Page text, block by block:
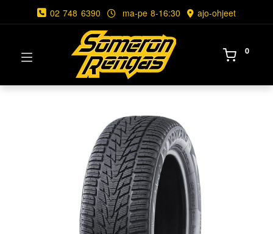
02 748 6390 ma-pe 8-16:30 ajo-ohjeet
0